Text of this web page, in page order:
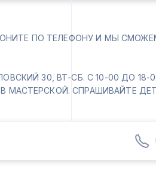
ПО ТЕЛЕФОНУ И МЫ
30, ВТ-СБ. С 10-00 ДО 18-
В МАСТЕРСКОЙ. СПРАШИВАЙТЕ